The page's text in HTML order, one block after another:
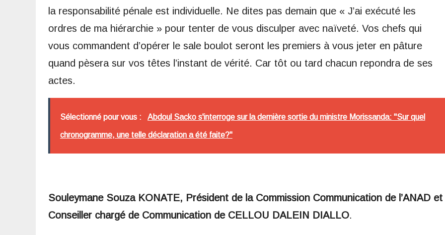
la responsabilité pénale est individuelle. Ne dites pas demain que « J’ai exécuté les
ordres de ma hiérarchie » pour tenter de vous disculper avec naïveté. Vos chefs qui
vous commandent d’opérer le sale boulot seront les premiers à vous jeter en pâture
quand pèsera sur vos têtes l’instant de vérité. Car tôt ou tard chacun repondra de ses
actes.
Sélectionné pour vous : Abdoul Sacko s'interroge sur la dernière sortie du ministre Morissanda: "Sur quel
chronogramme, une telle déclaration a été faite?"
Souleymane Souza KONATE, Président de la Commission Communication de l’ANAD et
Conseiller chargé de Communication de CELLOU DALEIN DIALLO.